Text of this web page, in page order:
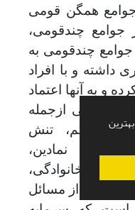
همگن قومی
چندقومی،
چند‌قومی به
داشته و با افراد
و به آنها اعتماد
فرهنگی از جمله
کم، تنش
نمادین،
قومی-خانوادگی،
عمودی از مسائل